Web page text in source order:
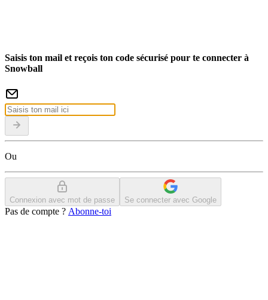
Saisis ton mail et reçois ton code sécurisé pour te connecter à
Snowball
Ou
Connexion avec mot de passe Se connecter avec Google
Pas de compte ? Abonne-toi